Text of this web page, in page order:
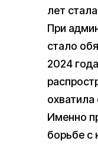
лет
При
стало
2024
Именно
борьбе с